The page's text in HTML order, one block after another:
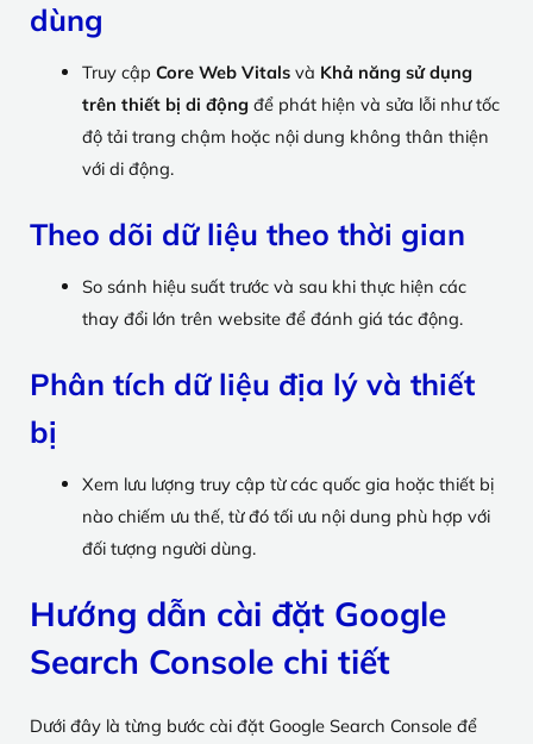
dùng
Truy cập Core Web Vitalsvà Khả năng sử dụng
trên thiết bị di độngđể phát hiện và sửa lỗi như tốc
độ tải trang chậm hoặc nội dung không thân thiện
với di động.
Theo dõi dữ liệu theo thời gian
So sánh hiệu suất trước và sau khi thực hiện các
thay đổi lớn trên website để đánh giá tác động.
Phân tích dữ liệu địa lý và thiết
bị
Xem lưu lượng truy cập từ các quốc gia hoặc thiết bị
nào chiếm ưu thế, từ đó tối ưu nội dung phù hợp với
đối tượng người dùng.
Hướng dẫn cài đặt Google
Search Console chi tiết
Dưới đây là từng bước cài đặt Google Search Console để